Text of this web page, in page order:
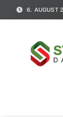
6. AUGUST